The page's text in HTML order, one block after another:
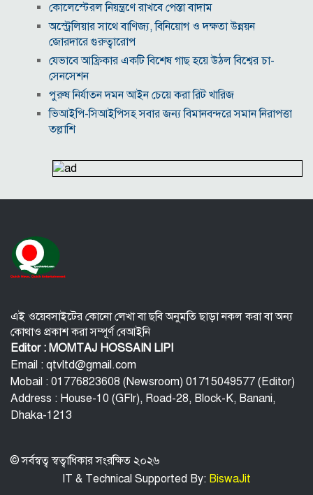
কোলেস্টেরল নিয়ন্ত্রণে রাখবে পেস্তা বাদাম
অস্ট্রেলিয়ার সাথে বাণিজ্য, বিনিয়োগ ও দক্ষতা উন্নয়ন
জোরদারে গুরুত্বারোপ
যেভাবে আফ্রিকার একটি বিশেষ গাছ হয়ে উঠল বিশ্বের চা-
সেনসেশন
পুরুষ নির্যাতন দমন আইন চেয়ে করা রিট খারিজ
ভিআইপি-সিআইপিসহ সবার জন্য বিমানবন্দরে সমান নিরাপত্তা
তল্লাশি
চৌম্বক রহস্য
প্রতারণা মামলায় সালমান খানকে আদালতে তলব
হিরোশিমা-নাগাসাকি হামলার ৮১ বছর: বর্তমান বিশ্বে
পারমাণবিক পরিস্থিতি কি?
এই ওয়েবসাইটের কোনো লেখা বা ছবি অনুমতি ছাড়া নকল করা বা অন্য
কোথাও প্রকাশ করা সম্পূর্ণ বেআইনি
Editor : MOMTAJ HOSSAIN LIPI
Email : qtvltd@gmail.com
Mobail : 01776823608 (Newsroom) 01715049577 (Editor)
Address : House-10 (GFlr), Road-28, Block-K, Banani,
Dhaka-1213
© সর্বস্বত্ব স্বত্বাধিকার সংরক্ষিত ২০২৬
IT & Technical Supported By: BiswaJit